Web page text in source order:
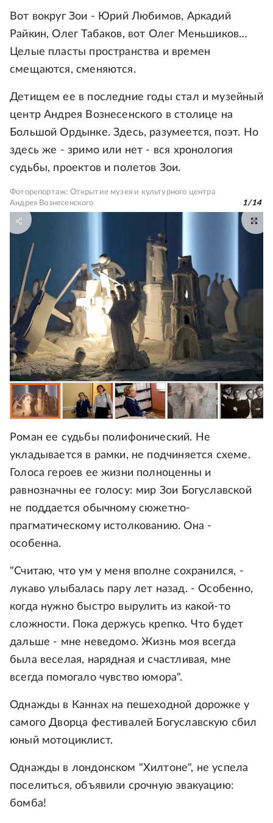
Вот вокруг Зои - Юрий Любимов, Аркадий
Райкин, Олег Табаков, вот Олег Меньшиков…
Целые пласты пространства и времен
смещаются, сменяются.
Детищем ее в последние годы стал и музейный
центр Андрея Вознесенского в столице на
Большой Ордынке. Здесь, разумеется, поэт. Но
здесь же - зримо или нет - вся хронология
судьбы, проектов и полетов Зои.
Фоторепортаж: Открытие музея и культурного центра
Андрея Вознесенского
1/14
Роман ее судьбы полифонический. Не
укладывается в рамки, не подчиняется схеме.
Голоса героев ее жизни полноценны и
равнозначны ее голосу: мир Зои Богуславской
не поддается обычному сюжетно-
прагматическому истолкованию. Она -
особенна.
"Считаю, что ум у меня вполне сохранился, -
лукаво улыбалась пару лет назад. - Особенно,
когда нужно быстро вырулить из какой-то
сложности. Пока держусь крепко. Что будет
дальше - мне неведомо. Жизнь моя всегда
была веселая, нарядная и счастливая, мне
всегда помогало чувство юмора".
Однажды в Каннах на пешеходной дорожке у
самого Дворца фестивалей Богуславскую сбил
юный мотоциклист.
Однажды в лондонском "Хилтоне", не успела
поселиться, объявили срочную эвакуацию:
бомба!